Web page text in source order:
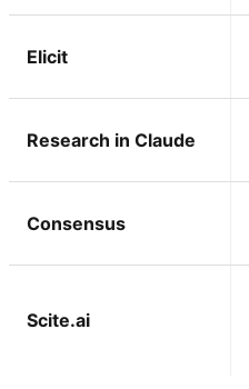
Elicit
Research in Claude
Consensus
Scite.ai